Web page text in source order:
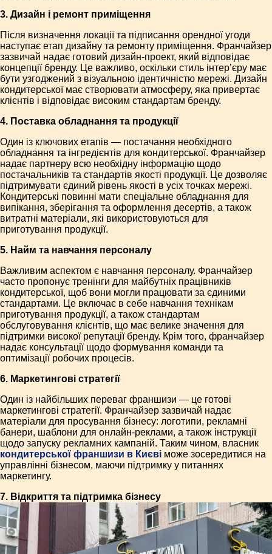
3. Дизайн і ремонт приміщення
Після визначення локації та підписання орендної угоди
наступає етап дизайну та ремонту приміщення. Франчайзер
зазвичай надає готовий дизайн-проект, який відповідає
концепції бренду. Це важливо, оскільки стиль інтер’єру має
бути узгоджений з візуальною ідентичністю мережі. Дизайн
кондитерської має створювати атмосферу, яка привертає
клієнтів і відповідає високим стандартам бренду.
4. Поставка обладнання та продукції
Один із ключових етапів — постачання необхідного
обладнання та інгредієнтів для кондитерської. Франчайзер
надає партнеру всю необхідну інформацію щодо
постачальників та стандартів якості продукції. Це дозволяє
підтримувати єдиний рівень якості в усіх точках мережі.
Кондитерські повинні мати спеціальне обладнання для
випікання, зберігання та оформлення десертів, а також
витратні матеріали, які використовуються для
приготування продукції.
5. Найм та навчання персоналу
Важливим аспектом є навчання персоналу. Франчайзер
часто пропонує тренінги для майбутніх працівників
кондитерської, щоб вони могли працювати за єдиними
стандартами. Це включає в себе навчання технікам
приготування продукції, а також стандартам
обслуговування клієнтів, що має велике значення для
підтримки високої репутації бренду. Крім того, франчайзер
надає консультації щодо формування команди та
оптимізації робочих процесів.
6. Маркетингові стратегії
Один із найбільших переваг франшизи — це готові
маркетингові стратегії. Франчайзер зазвичай надає
матеріали для просування бізнесу: логотипи, рекламні
банери, шаблони для онлайн-реклами, а також інструкції
щодо запуску рекламних кампаній. Таким чином, власник
кондитерської франшизи в Києві може зосередитися на
управлінні бізнесом, маючи підтримку у питаннях
маркетингу.
7. Відкриття та підтримка бізнесу